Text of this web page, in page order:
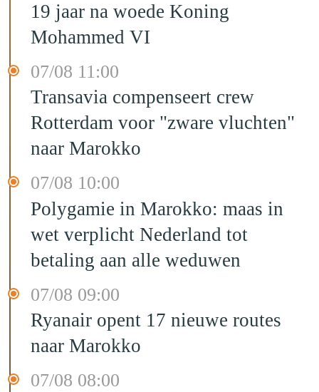
19 jaar na woede Koning
Mohammed VI
07/08 11:00
Transavia compenseert crew
Rotterdam voor "zware vluchten"
naar Marokko
07/08 10:00
Polygamie in Marokko: maas in
wet verplicht Nederland tot
betaling aan alle weduwen
07/08 09:00
Ryanair opent 17 nieuwe routes
naar Marokko
07/08 08:00